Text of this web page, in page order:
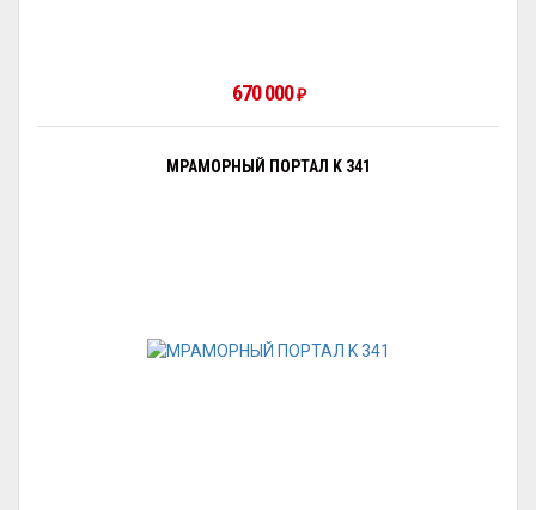
670 000₽
МРАМОРНЫЙ ПОРТАЛ K 341